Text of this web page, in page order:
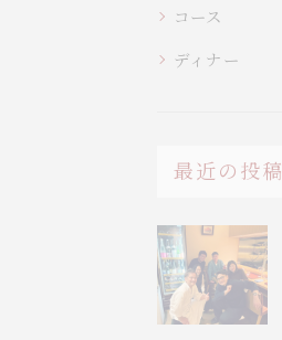
コース
ディナー
最近の投稿